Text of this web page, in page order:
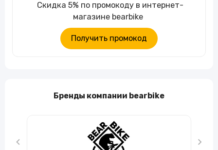
Скидка 5% по промокоду в интернет-
магазине bearbike
Получить промокод
Бренды компании bearbike